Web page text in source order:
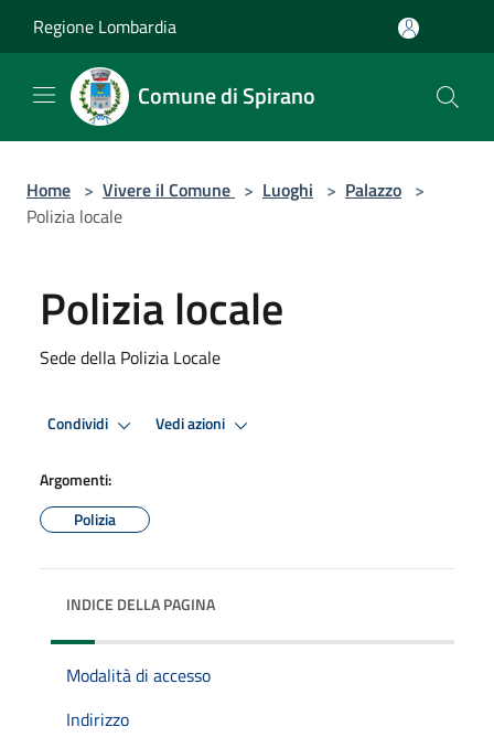
Regione Lombardia
Comune di Spirano
Home > Vivere il Comune > Luoghi > Palazzo >
Polizia locale
Polizia locale
Sede della Polizia Locale
Condividi Vedi azioni
Argomenti:
Polizia
INDICE DELLA PAGINA
Modalità di accesso
Indirizzo